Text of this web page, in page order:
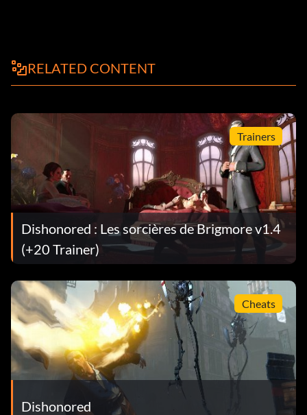
RELATED CONTENT
Trainers
Dishonored : Les sorcières de Brigmore v1.4
(+20 Trainer)
Cheats
Dishonored